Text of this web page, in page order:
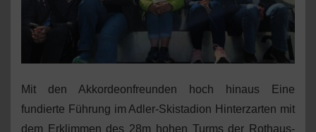
Mit den Akkordeonfreunden hoch hinaus Eine
fundierte Führung im Adler-Skistadion Hinterzarten mit
dem Erklimmen des 28m hohen Turms der Rothaus-